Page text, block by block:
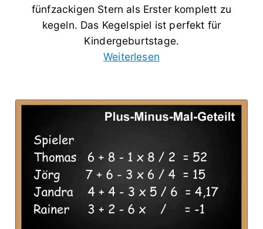
fünfzackigen Stern als Erster komplett zu
kegeln. Das Kegelspiel ist perfekt für
Kindergeburtstage.
Weiterlesen